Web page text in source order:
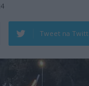
Tweet na